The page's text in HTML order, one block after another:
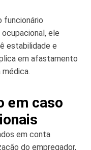
funcionário
ele
estabilidade e
em afastamento
em caso
em conta
do empregador,